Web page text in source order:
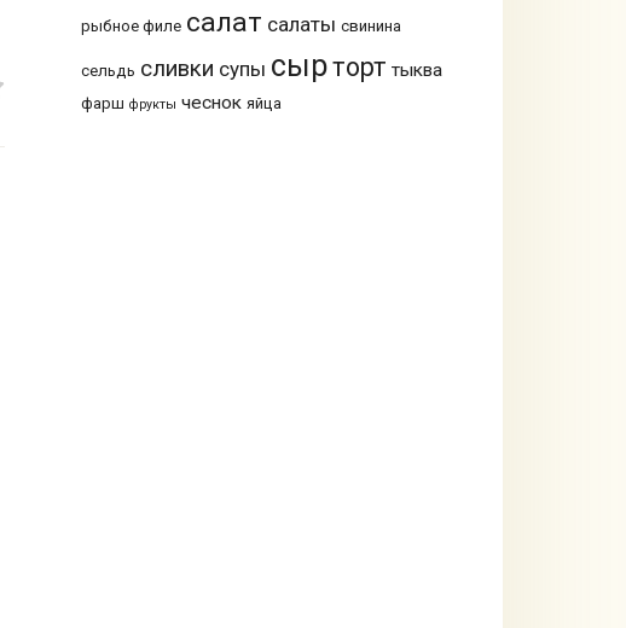
рыбное филе салат салаты свинина
сельдь сливки супы сырторт тыква
фарш фрукты чеснок яйца